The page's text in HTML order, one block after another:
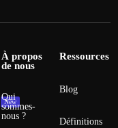
New
À propos
de nous
Qui
sommes-
nous ?
Ressources
Blog
Définitions